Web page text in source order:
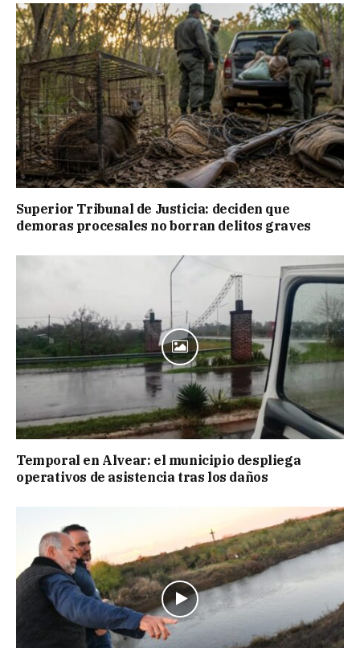
Superior Tribunal de Justicia: deciden que
demoras procesales no borran delitos graves
Temporal en Alvear: el municipio despliega
operativos de asistencia tras los daños